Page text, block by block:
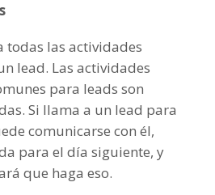
todas las actividades
lead. Las actividades
para leads son
Si llama a un lead para
comunicarse con él,
para el día siguiente, y
que haga eso.